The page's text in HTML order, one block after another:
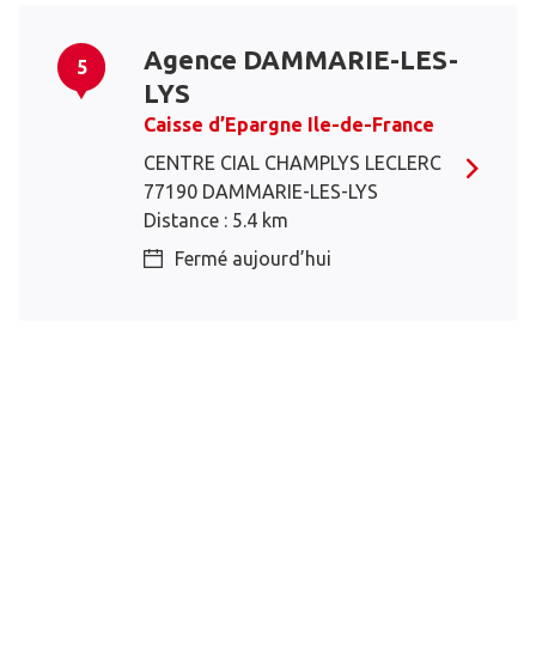
5
Agence DAMMARIE-LES-
LYS
Caisse d’Epargne Ile-de-France
CENTRE CIAL CHAMPLYS LECLERC
77190 DAMMARIE-LES-LYS
Distance : 5.4 km
Fermé aujourd’hui